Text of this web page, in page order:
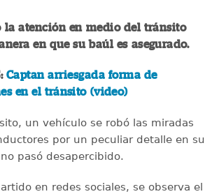
atención en medio del tránsito
en que su baúl es asegurado.
Captan arriesgada forma de
en el tránsito (video)
un vehículo se robó las miradas
por un peculiar detalle en su
pasó desapercibido.
en redes sociales, se observa el